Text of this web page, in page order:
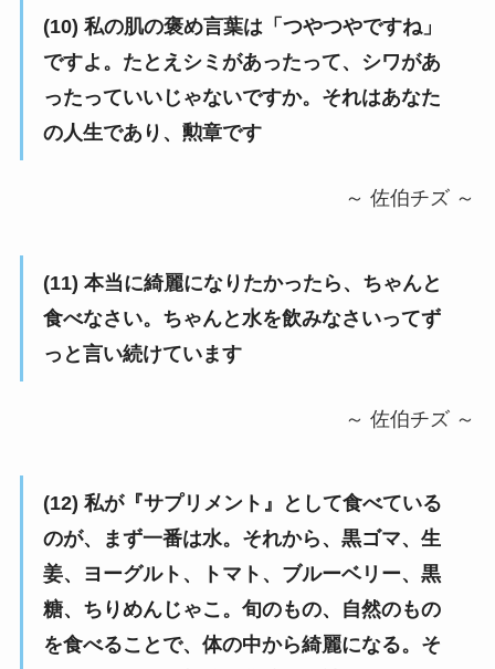
(10) 私の肌の褒め言葉は「つやつやですね」
ですよ。たとえシミがあったって、シワがあ
ったっていいじゃないですか。それはあなた
の人生であり、勲章です
～ 佐伯チズ ～
(11) 本当に綺麗になりたかったら、ちゃんと
食べなさい。ちゃんと水を飲みなさいってず
っと言い続けています
～ 佐伯チズ ～
(12) 私が『サプリメント』として食べている
のが、まず一番は水。それから、黒ゴマ、生
姜、ヨーグルト、トマト、ブルーベリー、黒
糖、ちりめんじゃこ。旬のもの、自然のもの
を食べることで、体の中から綺麗になる。そ